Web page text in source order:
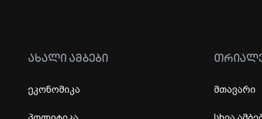
ᲐᲮᲐᲚᲘ ᲐᲛᲑᲔᲑᲘ
ეკონომიკა მთავარი